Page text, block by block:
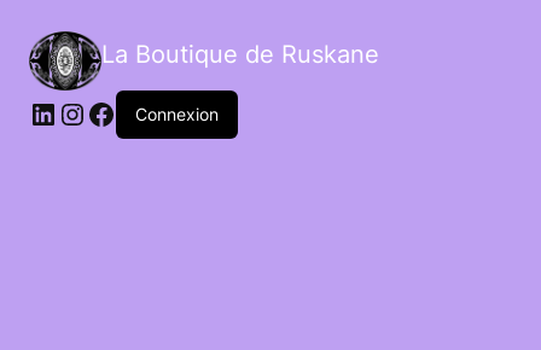
La Boutique de Ruskane
Connexion